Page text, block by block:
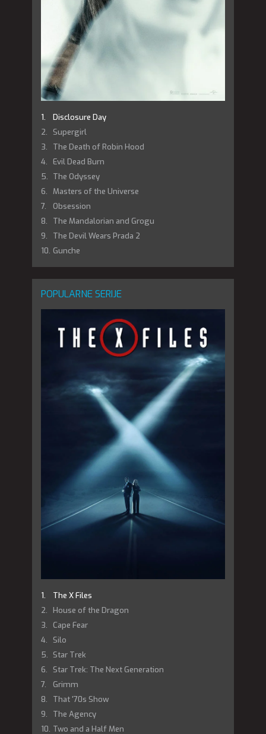
Disclosure Day
Supergirl
The Death of Robin Hood
Evil Dead Burn
The Odyssey
Masters of the Universe
Obsession
The Mandalorian and Grogu
The Devil Wears Prada 2
Gunche
POPULARNE SERIJE
The X Files
House of the Dragon
Cape Fear
Silo
Star Trek
Star Trek: The Next Generation
Grimm
That '70s Show
The Agency
Two and a Half Men